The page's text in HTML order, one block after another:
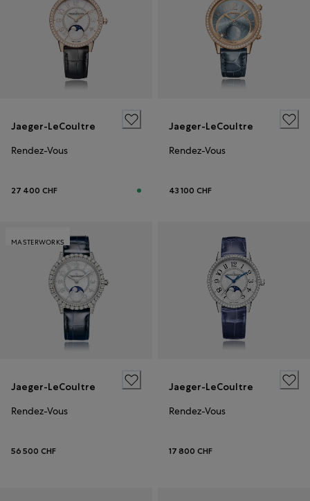
Jaeger-LeCoultre
Rendez-Vous
27 400 CHF
Jaeger-LeCoultre
Rendez-Vous
43 100 CHF
MASTERWORKS
Jaeger-LeCoultre
Rendez-Vous
56 500 CHF
Jaeger-LeCoultre
Rendez-Vous
17 800 CHF